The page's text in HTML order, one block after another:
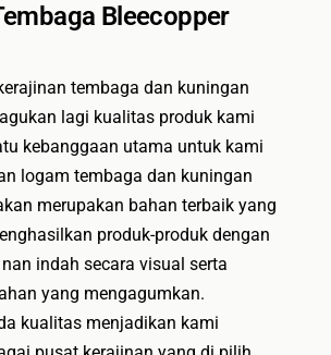
Bleecopper
tembaga dan kuningan
lagi kualitas produk kami
kebanggaan utama untuk kami
logam tembaga dan kuningan
merupakan bahan terbaik yang
produk-produk dengan
indah secara visual serta
yang mengagumkan.
kualitas menjadikan kami